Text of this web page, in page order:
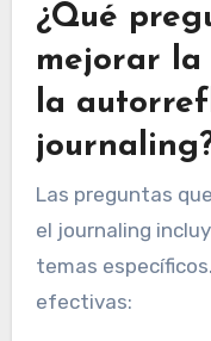
¿Qué
mejorar
la
Las preguntas
el journaling
temas
efectivas: